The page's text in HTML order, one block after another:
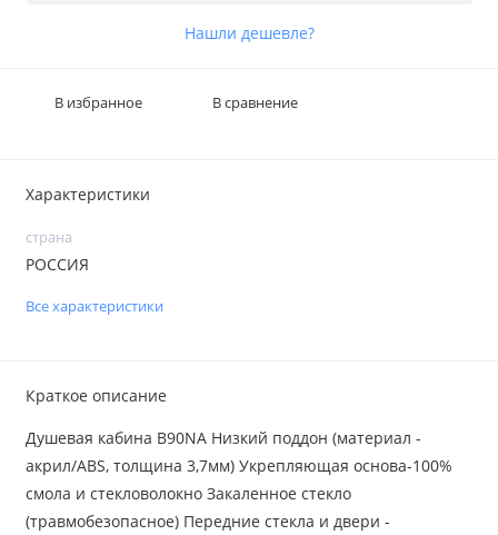
Нашли дешевле?
В избранное В сравнение
Характеристики
страна
РОССИЯ
Все характеристики
Краткое описание
Душевая кабина B90NA Низкий поддон (материал -
акрил/ABS, толщина 3,7мм) Укрепляющая основа-100%
смола и стекловолокно Закаленное стекло
(травмобезопасное) Передние стекла и двери -